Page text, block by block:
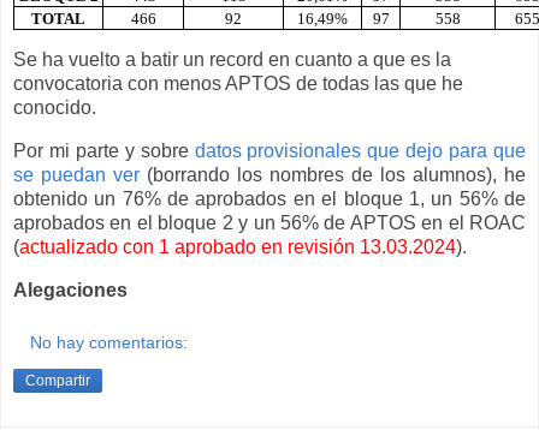
TOTAL
466 92 16,49% 97 558 655
Se ha vuelto a batir un record en cuanto a que es la
convocatoria con menos APTOS de todas las que he
conocido.
Por mi parte y sobre datos provisionales que dejo para que
se puedan ver (borrando los nombres de los alumnos), he
obtenido un 76% de aprobados en el bloque 1, un 56% de
aprobados en el bloque 2 y un 56% de APTOS en el ROAC
(actualizado con 1 aprobado en revisión 13.03.2024).
Alegaciones
No hay comentarios:
Compartir